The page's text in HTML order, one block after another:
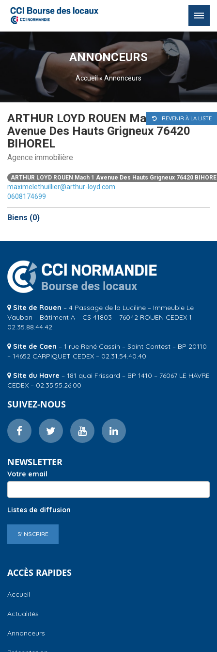
ANNONCEURS
Accueil»Annonceurs
REVENIR À LA LISTE
ARTHUR LOYD ROUEN Mach 1
Avenue Des Hauts Grigneux 76420
BIHOREL
Agence immobilière
ARTHUR LOYD ROUEN Mach 1 Avenue Des Hauts Grigneux 76420
maximelethuillier@arthur-loyd.com
0608174699
Biens (0)
Site de Rouen – 4 Passage de la Luciline – Immeuble Le
Vauban – Bâtiment A – CS 41803 – 76042 ROUEN CEDEX 1 –
02.35.88.44.42
Site de Caen – 1 rue René Cassin – Saint Contest – BP 20110
– 14652 CARPIQUET CEDEX – 02.31.54.40.40
Site du Havre – 181 quai Frissard – BP 1410 – 76067 LE HAVRE
CEDEX – 02.35.55.26.00
SUIVEZ-NOUS
NEWSLETTER
Votre email
Listes de diffusion
S'INSCRIRE
ACCÈS RAPIDES
Accueil
Actualités
Annonceurs